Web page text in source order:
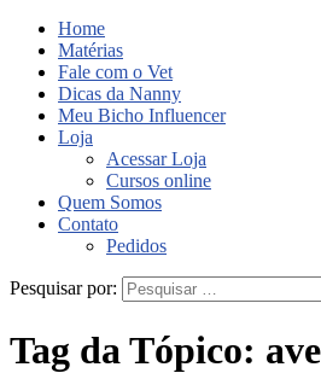
Home
Matérias
Fale com o Vet
Dicas da Nanny
Meu Bicho Influencer
Loja
Acessar Loja
Cursos online
Quem Somos
Contato
Pedidos
Pesquisar por:
Tag da Tópico: